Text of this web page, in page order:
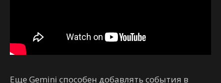
Еще Gemini способен добавлять события в